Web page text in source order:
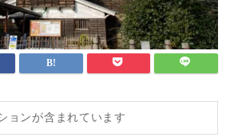
ョンが含まれています